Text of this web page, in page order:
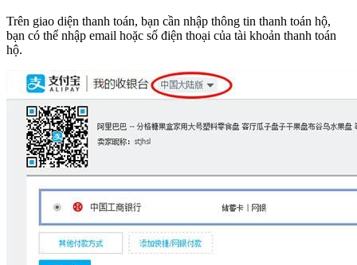
Trên giao diện thanh toán, bạn cần nhập thông tin thanh toán hộ,
bạn có thể nhập email hoặc số điện thoại của tài khoản thanh toán
hộ.